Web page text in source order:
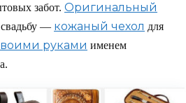
забот. Оригинальный
— кожаный чехол для
руками именем